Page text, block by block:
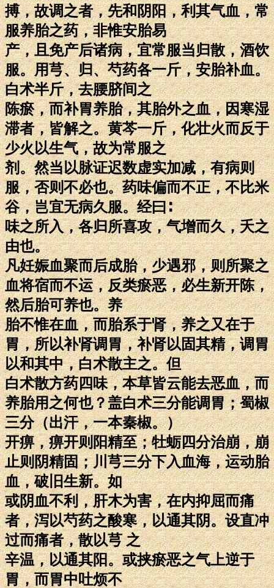
搏，故调之者，先和阴阳，利其气血，常
服养胎之药，非惟安胎易
产，且免产后诸病，宜常服当归散，酒饮
服。用芎、归、芍药各一斤，安胎补血。
白术半斤，去腰脐间之
陈瘀，而补胃养胎，其胎外之血，因寒湿
滞者，皆解之。黄芩一斤，化壮火而反于
少火以生气，故为常服之
剂。然当以脉证迟数虚实加减，有病则
服，否则不必也。药味偏而不正，不比米
谷，岂宜无病久服。经曰∶
味之所入，各归所喜攻，气增而久，夭之
由也。
凡妊娠血聚而后成胎，少遇邪，则所聚之
血将宿而不运，反类瘀恶，必生新开陈，
然后胎可养也。养
胎不惟在血，而胎系于肾，养之又在于
胃，所以补肾调胃，补肾以固其精，调胃
以和其中，白术散主之。但
白术散方药四味，本草皆云能去恶血，而
养胎用之何也？盖白术三分能调胃；蜀椒
三分（出汗，一本秦椒。）
开痹，痹开则阳精至；牡蛎四分治崩，崩
止则阴精固；川芎三分下入血海，运动胎
血，破旧生新。如
或阴血不利，肝木为害，在内抑屈而痛
者，泻以芍药之酸寒，以通其阴。设直冲
过而痛者，散以芎 之
辛温，以通其阳。或挟瘀恶之气上逆于
胃，而胃中吐烦不